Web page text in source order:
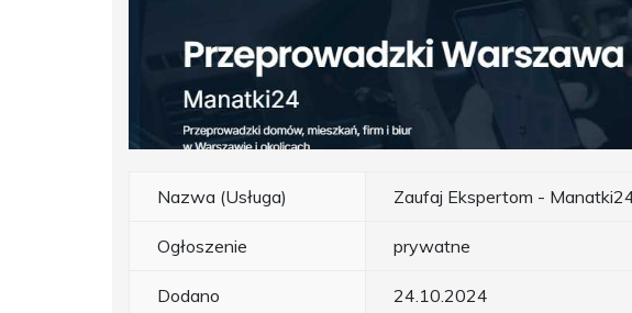
Nazwa (Usługa) Zaufaj Ekspertom -
Ogłoszenie prywatne
Dodano 24.10.2024